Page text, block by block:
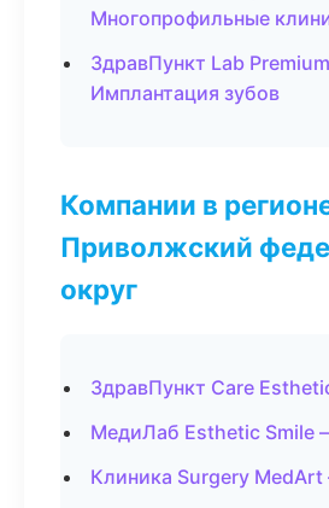
Многопрофильные
ЗдравПункт Lab
Имплантация зубов
Компании в
Приволжский
округ
ЗдравПункт Care
МедиЛаб Esthetic Smile
Клиника Surgery